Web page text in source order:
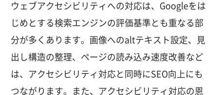
ウェブアクセシビリティへの対応は、Googleをは
じめとする検索エンジンの評価基準とも重なる部
分が多くあります。画像へのaltテキスト設定、見
出し構造の整理、ページの読み込み速度改善など
は、アクセシビリティ対応と同時にSEO向上にも
つながります。また、アクセシビリティ対応の恩